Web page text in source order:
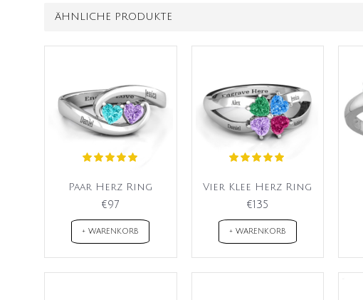
ÄHNLICHE PRODUKTE
Paar Herz Ring
€97
+ WARENKORB
Vier Klee Herz Ring
€135
+ WARENKORB